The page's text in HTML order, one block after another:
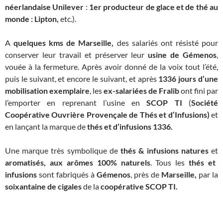
néerlandaise Unilever : 1er producteur de glace et de thé au
monde : Lipton, etc.).
Aquelques kms de Marseille,
des salariés ont résisté pour
conserver leur travail et préserver leurusine de Gémenos
vouée à la fermeture. Après avoir donné de la voix tout l’été,
puis le suivant, et encore le suivant, et après 1336 jours d’une
mobilisation exemplaire , lesex-salariées de Fralibont fini par
l’emporter en reprenant l’usine enSCOP TI (Société
Coopérative Ouvrière Provençale de Thés et d’Infusions) et
en lançant la marque dethés et d’infusions 1336.
Une marque très symbolique dethés & infusions natureset
aromatisés, aux arômes 100% naturels. Tous lesthés et
infusions sont fabriqués à Gémenos , près de Marseille, par la
soixantaine de cigalesde lacoopérative SCOP TI.